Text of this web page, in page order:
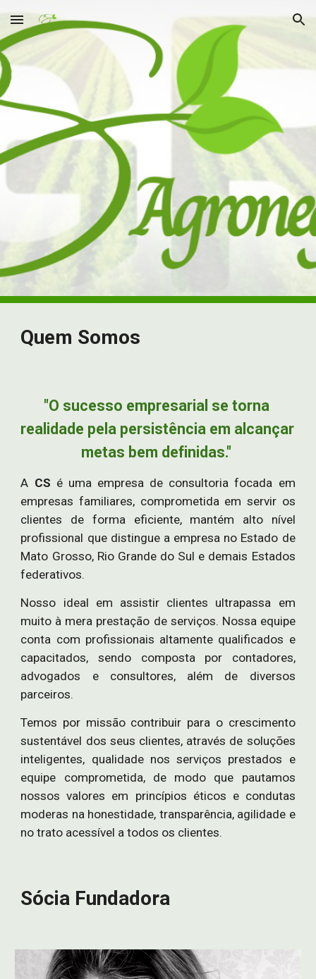
Skip to main content Skip to navigation
Quem Somos
"O sucesso empresarial se torna
realidade pela persistência em alcançar
metas bem definidas."
A CS é uma empresa de consultoria focada em
empresas familiares, comprometida em servir os
clientes de forma eficiente, mantém alto nível
profissional que distingue a empresa no Estado de
Mato Grosso, Rio Grande do Sul e demais Estados
federativos.
Nosso ideal em assistir clientes ultrapassa em
muito à mera prestação de serviços. Nossa equipe
conta com profissionais altamente qualificados e
capacitados, sendo composta por contadores,
advogados e consultores, além de diversos
parceiros.
Temos por missão contribuir para o crescimento
sustentável dos seus clientes, através de soluções
inteligentes, qualidade nos serviços prestados e
equipe comprometida, de modo que pautamos
nossos valores em princípios éticos e condutas
moderas na honestidade, transparência, agilidade e
no trato acessível a todos os clientes.
Sócia Fundadora